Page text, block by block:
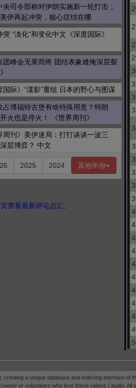
央司令部称对伊朗实施新一轮打击；
伊再起冲突，核心症结在哪
突 “淡化”和变化中文《深度国际》
团峰会无果而终 团结表象难掩深层裂
国际》“谍影”重组 日本的野心与图谋
占博福特古堡有啥特殊用意？特朗
火也是停火！ 《世界周刊》
周刊》美伊迷局：打打谈谈一波三
层博弈？ 中文
2025 2024 其他年份
查看最新评论总汇。
a unique database and indexing interface of
or volunteers who love these videos / audio. All